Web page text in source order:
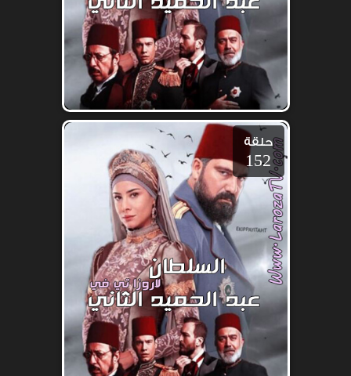
حلقة
152